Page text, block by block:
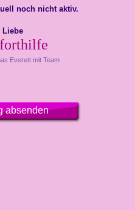
noch nicht aktiv.
Liebe
Everett mit Team
absenden